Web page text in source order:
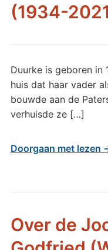
(1934-
Duurke is geboren in
huis dat haar vader
bouwde aan de
verhuisde ze […]
Doorgaan met lezen
Over de